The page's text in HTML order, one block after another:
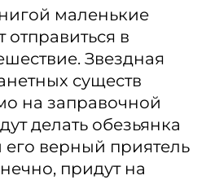
маленькие
отправиться в
Звездная
существ
на заправочной
делать обезьянка
верный приятель
придут на